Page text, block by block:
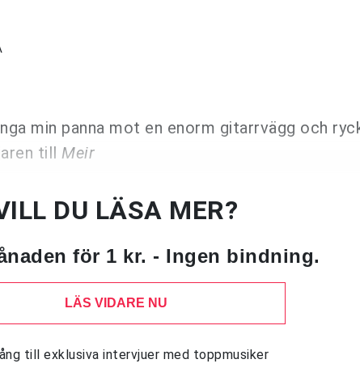
min panna mot en enorm gitarrvägg och
till Meir
DU LÄSA MER?
för 1 kr. - Ingen bindning.
LÄS VIDARE NU
till exklusiva intervjuer med toppmusiker